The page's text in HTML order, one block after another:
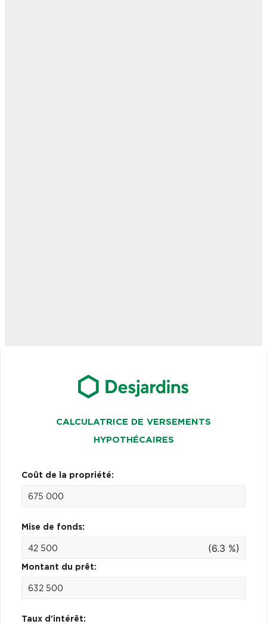
CALCULATRICE DE VERSEMENTS
HYPOTHÉCAIRES
Coût de la propriété:
Mise de fonds:
(6.3 %)
Montant du prêt:
Taux d'intérêt: